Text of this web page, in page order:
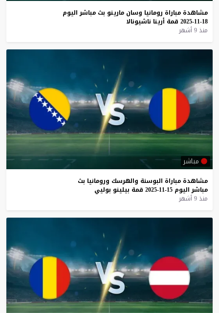
مشاهدة مباراة رومانيا وسان مارينو بث مباشر اليوم
18-11-2025
قمة أرينا ناشيونالا
منذ 9 أشهر
مباشر
مشاهدة مباراة البوسنة والهرسك ورومانيا بث
مباشر اليوم 15-11-2025 قمة بيلينو بوليي
منذ 9 أشهر